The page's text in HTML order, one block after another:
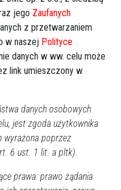
jego Zaufanych
z przetwarzaniem
w naszej Polityce
danych w ww. celu może
link umieszczony w
danych osobowych
jest zgoda użytkownika
wyrażona poprzez
6 ust. 1 lit. a pltk).
prawa: prawo żądania